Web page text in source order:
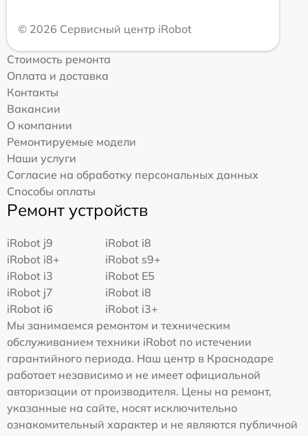
© 2026 Сервисный центр iRobot
Стоимость ремонта
Оплата и доставка
Контакты
Вакансии
О компании
Ремонтируемые модели
Наши услуги
Согласие на обработку персональных данных
Способы оплаты
Ремонт устройств
iRobot j9
iRobot i8
iRobot i8+
iRobot s9+
iRobot i3
iRobot E5
iRobot j7
iRobot i8
iRobot i6
iRobot i3+
Мы занимаемся ремонтом и техническим
обслуживанием техники iRobot по истечении
гарантийного периода. Наш центр в Краснодаре
работает независимо и не имеет официальной
авторизации от производителя. Цены на ремонт,
указанные на сайте, носят исключительно
ознакомительный характер и не являются публичной